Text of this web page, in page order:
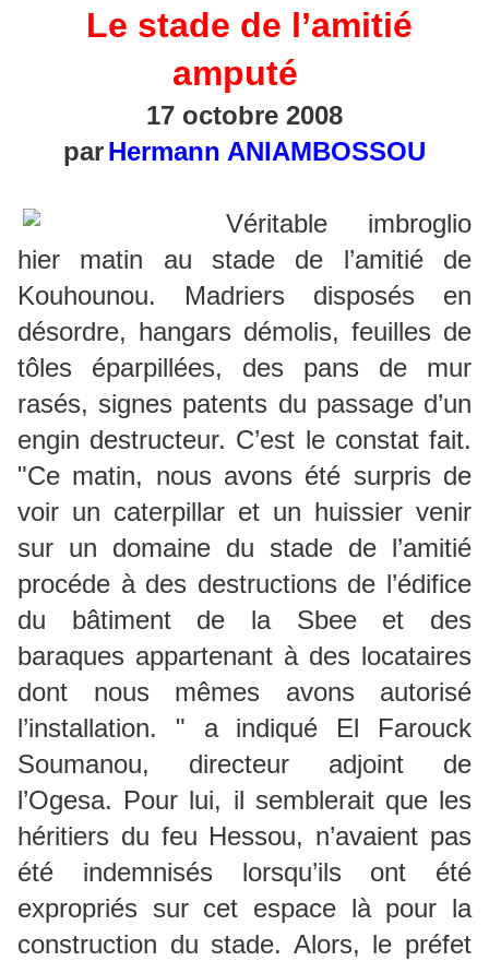
Le stade de l’amitié
amputé
17 octobre 2008
parHermann ANIAMBOSSOU
Véritable imbroglio
hier matin au stade de l’amitié de
Kouhounou. Madriers disposés en
désordre, hangars démolis, feuilles de
tôles éparpillées, des pans de mur
rasés, signes patents du passage d’un
engin destructeur. C’est le constat fait.
"Ce matin, nous avons été surpris de
voir un caterpillar et un huissier venir
sur un domaine du stade de l’amitié
procéde à des destructions de l’édifice
du bâtiment de la Sbee et des
baraques appartenant à des locataires
dont nous mêmes avons autorisé
l’installation. " a indiqué El Farouck
Soumanou, directeur adjoint de
l’Ogesa. Pour lui, il semblerait que les
héritiers du feu Hessou, n’avaient pas
été indemnisés lorsqu’ils ont été
expropriés sur cet espace là pour la
construction du stade. Alors, le préfet